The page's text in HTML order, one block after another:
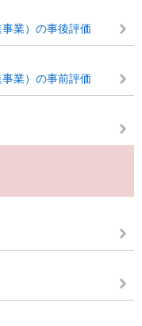
業）の事後評価
業）の事前評価